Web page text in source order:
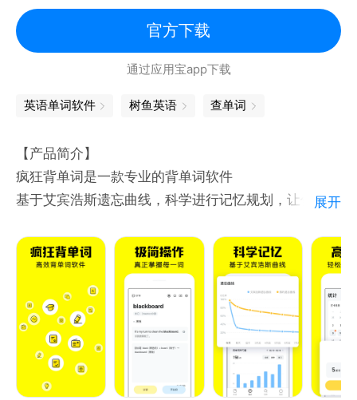
语、僧伽罗语、世界语、斯洛伐克语、斯洛文尼亚语、
斯瓦希里语、苏格兰盖尔语、宿务语、索马里语、塔吉
克语、泰卢固语、泰米尔语、泰语、土耳其语、土库曼
别克语、西班牙语、希伯来语、希腊语、夏威夷语、信
卡诺语、意大利语、意第绪语、印地语、印尼巽他语、
印尼语、印尼爪哇语、英语、约鲁巴语、越南语、中文
（繁体）、中文（简体）、宗加语
权限通知
Google 翻译可能会请求获取以下功能的使用权限：
• 麦克风使用权限（语音翻译）
• 相机使用权限（通过相机翻译文字）
• 外部存储空间访问权限（下载离线翻译数据）
• 帐号和凭据使用权限（在不同设备上进行登录和同
步）
• 标注并保存您*常用的译文以便以后使用。
• 通过上下文菜单翻译功能翻译其他应用中的文本。
• 对您的 Android Wear 智能手表说话，立刻获得翻
译。
微软翻译支持以下语言：
南非荷兰语、阿拉伯语、孟加拉语、波斯尼亚语（拉丁
字母）、保加利亚语、广东话（繁体中文）、加泰罗尼
亚语、中文（简体）、中文（繁体）、克罗地亚语，捷
克语、丹麦语、荷兰语、英语、爱沙尼亚语、斐济语、
菲律宾语、芬兰语、法语、德语、希腊语、海地克里奥
尔语、希伯来语、印地语、苗语、匈牙利语、印度尼西
官方下载
通过应用宝app下载
英语单词软件 树鱼英语 查单词
【产品简介】
疯狂背单词是一款专业的背单词软件
基于艾宾浩斯遗忘曲线，科学进行记忆规划，让你背单
每天仅需十分钟，一年可掌握超多词汇
你可以根据系统推荐的单词进行学习，也可以自主选择
学习范围
灵活的学习模式，让你使用起来更高效
【产品功能】
展开